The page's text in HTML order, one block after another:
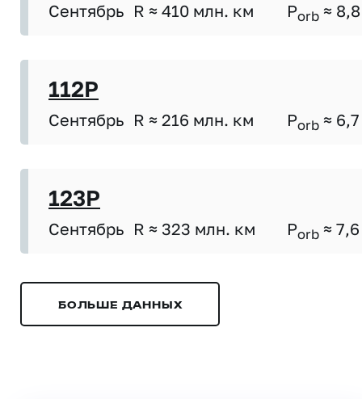
Сентябрь R ≈ 410 млн. км Porb ≈ 8,8
112P
Сентябрь R ≈ 216 млн. км Porb ≈ 6,7
123P
Сентябрь R ≈ 323 млн. км Porb ≈ 7,6
БОЛЬШЕ ДАННЫХ